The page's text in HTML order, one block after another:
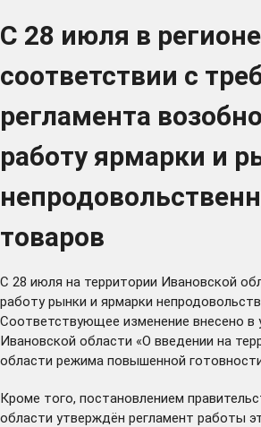
С 28 июля в
соответствии с
регламента
работу ярмарки и
товаров
С 28 июля на территории Ивановской
работу рынки и ярмарки
Соответствующее изменение внесено в
Ивановской области «О введении на
области режима повышенной
Кроме того, постановлением
области утверждён регламент работы